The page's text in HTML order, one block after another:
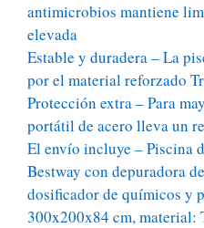
antimicrobios mantiene
elevada
Estable y duradera – La
por el material reforzado
Protección extra – Para
portátil de acero lleva un
El envío incluye – Piscina
Bestway con depuradora
dosificador de químicos y
300x200x84 cm, material: